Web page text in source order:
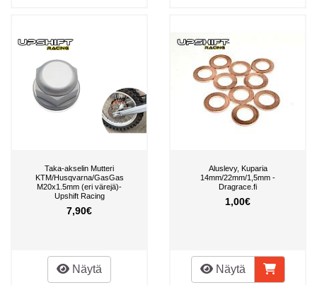
Taka-akselin Mutteri
KTM/Husqvarna/GasGas
M20x1.5mm (eri värejä)-
Upshift Racing
7,90€
Näytä
Aluslevy, Kuparia
14mm/22mm/1,5mm -
Dragrace.fi
1,00€
Näytä